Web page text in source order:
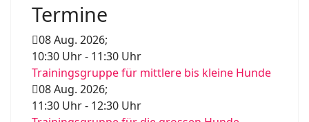
Termine
08 Aug. 2026;
10:30 Uhr- 11:30 Uhr
Trainingsgruppe für mittlere bis kleine Hunde
08 Aug. 2026;
11:30 Uhr- 12:30 Uhr